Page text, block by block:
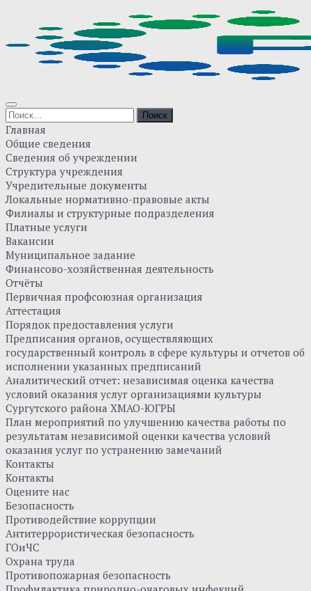
content
Найти:
Главная
Общие сведения
Сведения об учреждении
Структура учреждения
Учредительные документы
Локальные нормативно-правовые акты
Филиалы и структурные подразделения
Платные услуги
Вакансии
Муниципальное задание
Финансово-хозяйственная деятельность
Отчёты
Первичная профсоюзная организация
Аттестация
Порядок предоставления услуги
Предписания органов, осуществляющих
государственный контроль в сфере культуры и отчетов об
исполнении указанных предписаний
Аналитический отчет: независимая оценка качества
условий оказания услуг организациями культуры
Сургутского района ХМАО-ЮГРЫ
План мероприятий по улучшению качества работы по
результатам независимой оценки качества условий
оказания услуг по устранению замечаний
Контакты
Контакты
Оцените нас
Безопасность
Противодействие коррупции
Антитеррористическая безопасность
ГОиЧС
Охрана труда
Противопожарная безопасность